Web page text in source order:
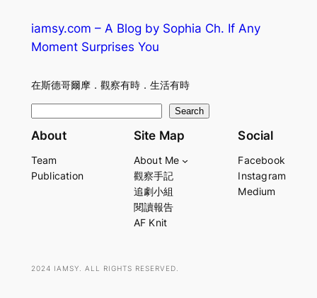
iamsy.com – A Blog by Sophia Ch. If Any
Moment Surprises You
在斯德哥爾摩．觀察有時．生活有時
e
r
Search
About
Team
Publication
Site Map
About Me
觀察手記
追劇小組
閱讀報告
AF Knit
Social
Facebook
Instagram
Medium
2024 IAMSY. ALL RIGHTS RESERVED.